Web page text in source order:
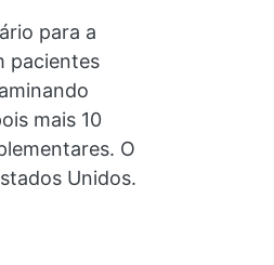
para a
pacientes
mais 10
O
Unidos.